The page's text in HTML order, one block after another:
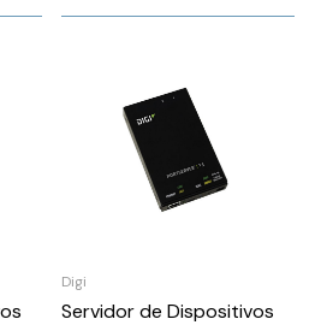
Digi
Servidor de Dispositivos